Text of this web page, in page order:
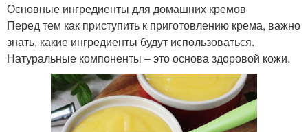
Основа для домашнего
крема
Крем против морщин
Волшебный крем Кремы для сухой кожи
Основные ингредиенты для домашних кремов
Перед тем как приступить к приготовлению крема, важно
знать, какие ингредиенты будут использоваться.
Натуральные компоненты – это основа здоровой кожи.